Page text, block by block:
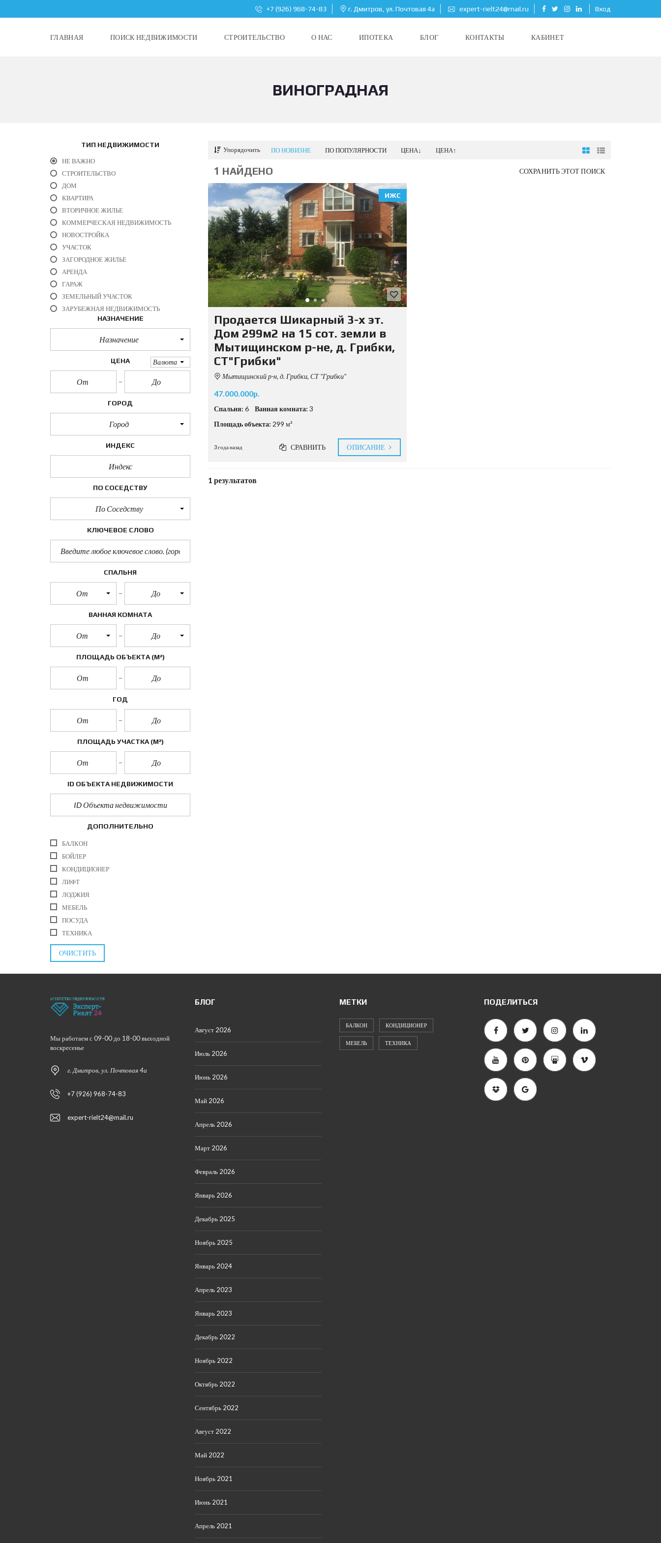
+7 (926) 968-74-83 г. Дмитров, ул. Почтовая 4а expert-rielt24@mail.ru Вход
ГЛАВНАЯ ПОИСК НЕДВИЖИМОСТИ СТРОИТЕЛЬСТВО О НАС ИПОТЕКА БЛОГ КОНТАКТЫ КАБИНЕТ
ВИНОГРАДНАЯ
ТИП НЕДВИЖИМОСТИ
НЕ ВАЖНО
СТРОИТЕЛЬСТВО
ДОМ
КВАРТИРА
ВТОРИЧНОЕ ЖИЛЬЕ
КОММЕРЧЕСКАЯ НЕДВИЖИМОСТЬ
НОВОСТРОЙКА
УЧАСТОК
ЗАГОРОДНОЕ ЖИЛЬЕ
АРЕНДА
ГАРАЖ
ЗЕМЕЛЬНЫЙ УЧАСТОК
ЗАРУБЕЖНАЯ НЕДВИЖИМОСТЬ
НАЗНАЧЕНИЕ
Назначение
ЦЕНА Валюта
ГОРОД
Город
ИНДЕКС
ПО СОСЕДСТВУ
По Соседству
КЛЮЧЕВОЕ СЛОВО
СПАЛЬНЯ
От До
ВАННАЯ КОМНАТА
От До
ПЛОЩАДЬ ОБЪЕКТА (М²)
ГОД
ПЛОЩАДЬ УЧАСТКА (М²)
ID ОБЪЕКТА НЕДВИЖИМОСТИ
ДОПОЛНИТЕЛЬНО
БАЛКОН
БОЙЛЕР
КОНДИЦИОНЕР
ЛИФТ
ЛОДЖИЯ
МЕБЕЛЬ
ПОСУДА
ТЕХНИКА
ОЧИСТИТЬ
Упорядочить ПО НОВИЗНЕ ПО ПОПУЛЯРНОСТИ ЦЕНА↓ ЦЕНА↑
СОХРАНИТЬ ЭТОТ ПОИСК
1 НАЙДЕНО
ИЖС
Продается Шикарный 3-х эт.
Дом 299м2 на 15 сот. земли в
Мытищинском р-не, д. Грибки,
СТ"Грибки"
Мытищинский р-н, д. Грибки, СТ "Грибки"
47.000.000р.
Спальня: 6 Ванная комната: 3
Площадь объекта: 299 м²
3 года назад СРАВНИТЬ ОПИСАНИЕ
1 результатов
Мы работаем с 09-00 до 18-00 выходной
воскресенье
г. Дмитров, ул. Почтовая 4а
+7 (926) 968-74-83
expert-rielt24@mail.ru
БЛОГ
Август 2026
Июль 2026
Июнь 2026
Май 2026
Апрель 2026
Март 2026
Февраль 2026
Январь 2026
Декабрь 2025
Ноябрь 2025
Январь 2024
Апрель 2023
Январь 2023
Декабрь 2022
Ноябрь 2022
Октябрь 2022
Сентябрь 2022
Август 2022
Май 2022
Ноябрь 2021
Июнь 2021
Апрель 2021
МЕТКИ
БАЛКОН КОНДИЦИОНЕР
МЕБЕЛЬ ТЕХНИКА
ПОДЕЛИТЬСЯ